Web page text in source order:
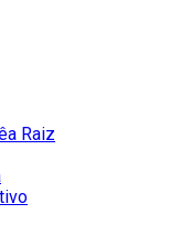
Raiz